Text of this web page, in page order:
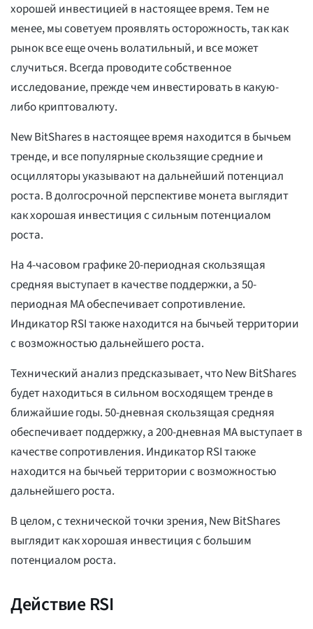
хорошей инвестицией в настоящее время. Тем не
менее, мы советуем проявлять осторожность, так как
рынок все еще очень волатильный, и все может
случиться. Всегда проводите собственное
исследование, прежде чем инвестировать в какую-
либо криптовалюту.
New BitShares в настоящее время находится в бычьем
тренде, и все популярные скользящие средние и
осцилляторы указывают на дальнейший потенциал
роста. В долгосрочной перспективе монета выглядит
как хорошая инвестиция с сильным потенциалом
роста.
На 4-часовом графике 20-периодная скользящая
средняя выступает в качестве поддержки, а 50-
периодная MA обеспечивает сопротивление.
Индикатор RSI также находится на бычьей территории
с возможностью дальнейшего роста.
Технический анализ предсказывает, что New BitShares
будет находиться в сильном восходящем тренде в
ближайшие годы. 50-дневная скользящая средняя
обеспечивает поддержку, а 200-дневная MA выступает в
качестве сопротивления. Индикатор RSI также
находится на бычьей территории с возможностью
дальнейшего роста.
В целом, с технической точки зрения, New BitShares
выглядит как хорошая инвестиция с большим
потенциалом роста.
Действие RSI